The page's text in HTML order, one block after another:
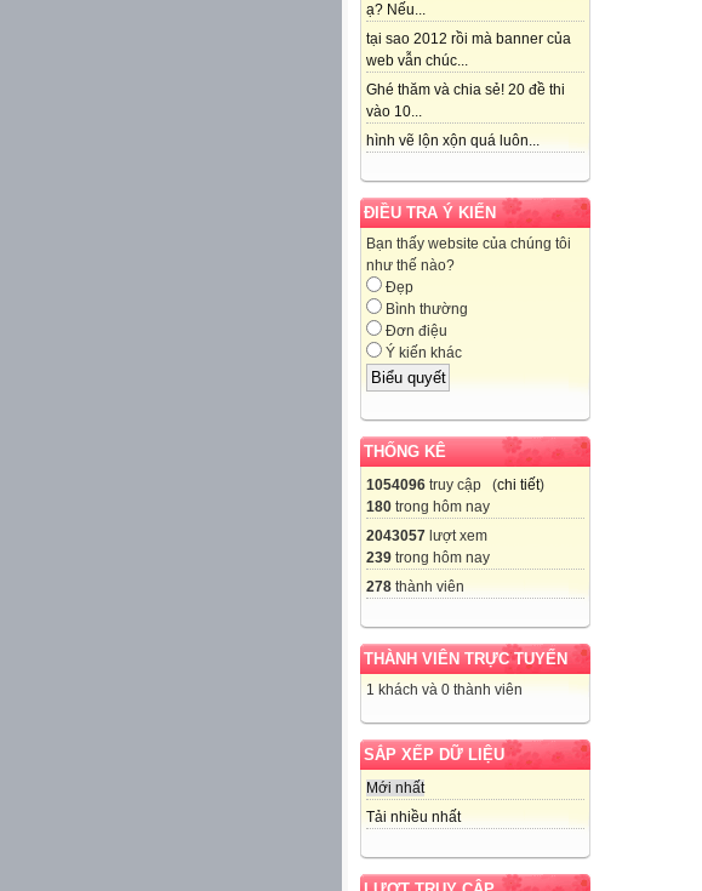
ạ? Nếu...
tại sao 2012 rồi mà banner của
web vẫn chúc...
Ghé thăm và chia sẻ! 20 đề thi
vào 10...
hình vẽ lộn xộn quá luôn...
ĐIỀU TRA Ý KIẾN
Bạn thấy website của chúng tôi
như thế nào?
Đẹp
Bình thường
Đơn điệu
Ý kiến khác
THỐNG KÊ
1054096 truy cập (chi tiết)
180 trong hôm nay
2043057 lượt xem
239 trong hôm nay
278 thành viên
THÀNH VIÊN TRỰC TUYẾN
1 khách và 0 thành viên
SẮP XẾP DỮ LIỆU
Mới nhất
Tải nhiều nhất